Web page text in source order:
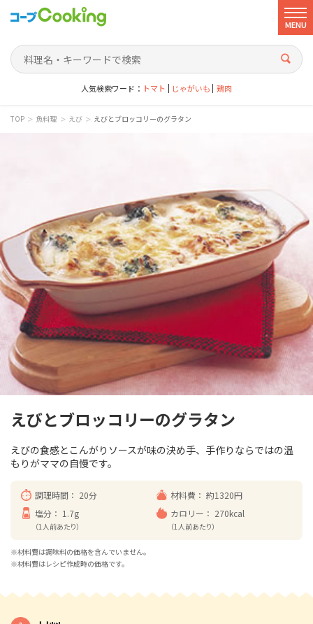
MENU
人気検索ワード： トマト じゃがいも 鶏肉
TOP > 魚料理 > えび > えびとブロッコリーのグラタン
えびとブロッコリーのグラタン
えびの食感とこんがりソースが味の決め手、手作りならではの温
もりがママの自慢です。
調理時間： 20分 材料費： 約1320円
塩分： 1.7g
（1人前あたり）
カロリー： 270kcal
（1人前あたり）
※材料費は調味料の価格を含んでいません。
※材料費はレシピ作成時の価格です。